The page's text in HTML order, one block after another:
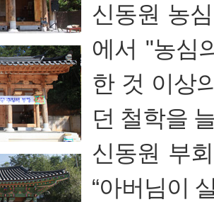
신동원 농
에서 "농심
한 것 이상
던 철학을
신동원 부
“아버님이